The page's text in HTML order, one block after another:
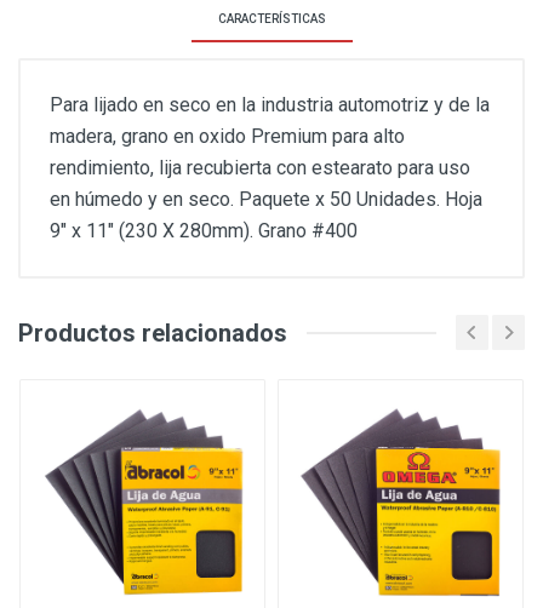
CARACTERÍSTICAS
Para lijado en seco en la industria automotriz y de la
madera, grano en oxido Premium para alto
rendimiento, lija recubierta con estearato para uso
en húmedo y en seco. Paquete x 50 Unidades. Hoja
9" x 11" (230 X 280mm). Grano #400
Productos relacionados